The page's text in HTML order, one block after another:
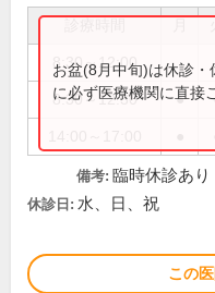
8:30～12:00
8:30～12:30 ●
お盆(8月中旬)は休診
に必ず医療機関に直接
備考: 臨時休診あり
休診日: 水、日、祝
この